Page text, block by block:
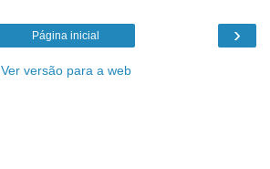
›
Página inicial
Ver versão para a web